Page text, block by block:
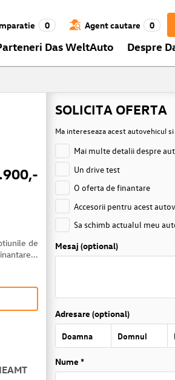
0 Agent cautare 0
Das WeltAuto Despre
de
SOLICITA OFERTA
Ma intereseaza acest autovehicul
Mai multe detalii despre
Un drive test
O oferta de finantare
Accesorii pentru acest
Sa schimb actualul meu
Mesaj (optional)
Adresare (optional)
Doamna Domnul
Nume *